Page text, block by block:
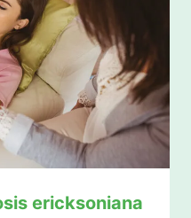
ericksoniana